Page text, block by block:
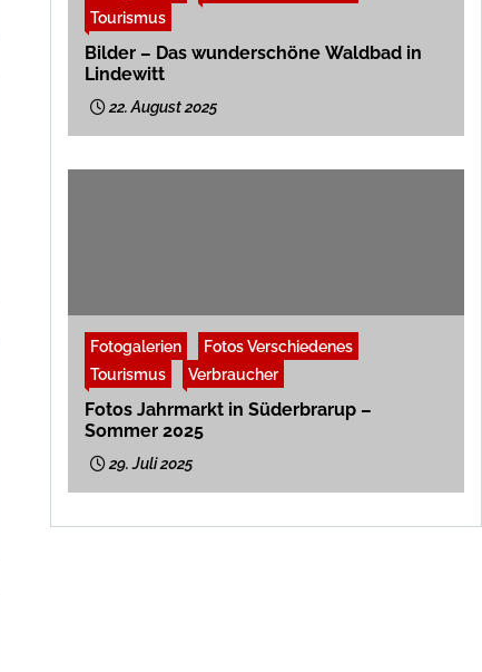
Tourismus
Bilder – Das wunderschöne Waldbad in
Lindewitt
22. August 2025
Fotogalerien
Fotos Verschiedenes
Tourismus
Verbraucher
Fotos Jahrmarkt in Süderbrarup –
Sommer 2025
29. Juli 2025